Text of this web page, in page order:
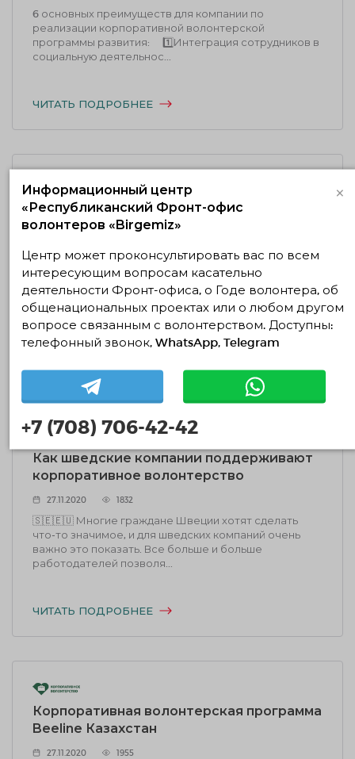
6 основных преимуществ для компании по
реализации корпоративной волонтерской
программы развития: ⠀ 1️⃣Интеграция сотрудников в
социальную деятельнос...
ЧИТАТЬ ПОДРОБНЕЕ
КСО и корпоративное волонтертсво на
примере японских компаний
японские компании — это защита окружающей
среды. Включая в себя предотвращение
загрязнения окружающей ср...
Как шведские компании поддерживают
корпоративное волонтерство
27.11.2020 1832
🇸🇪🇪🇺 Многие граждане Швеции хотят сделать
что-то значимое, и для шведских компаний очень
важно это показать. Все больше и больше
работодателей позволя...
ЧИТАТЬ ПОДРОБНЕЕ
Корпоративная волонтерская программа
Beeline Казахстан
27.11.2020 1955
Информационный центр
«Республиканский Фронт-офис
волонтеров «Birgemiz»
×
Центр может проконсультировать вас по всем
интересующим вопросам касательно
деятельности Фронт-офиса, о Годе волонтера, об
общенациональных проектах или о любом другом
вопросе связанным с волонтерством. Доступны:
телефонный звонок, WhatsApp, Telegram
+7 (708) 706-42-42